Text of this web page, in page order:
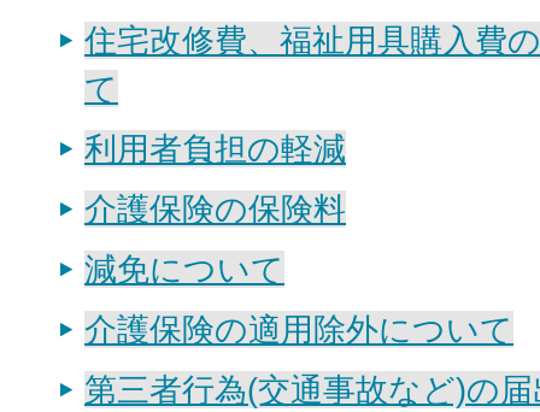
住宅改修費、福祉用具購入費
て
利用者負担の軽減
介護保険の保険料
減免について
介護保険の適用除外について
第三者行為(交通事故など)の